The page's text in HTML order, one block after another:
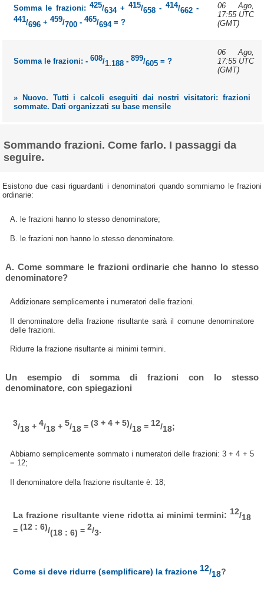
Somma le frazioni: 425/634 +415/658 - 414/662-
441/696 +459/700 -465/694 = ?
06 Ago,
17:55 UTC
(GMT)
Somma le frazioni: -608/1.188 -899/605 = ?
06 Ago,
17:55 UTC
(GMT)
» Nuovo. Tutti i calcoli eseguiti dai nostri visitatori: frazioni
sommate. Dati organizzati su base mensile
Sommando frazioni. Come farlo. I passaggi da
seguire.
Esistono due casi riguardanti i denominatori quando sommiamo le frazioni
ordinarie:
A. le frazioni hanno lo stesso denominatore;
B. le frazioni non hanno lo stesso denominatore.
A. Come sommare le frazioni ordinarie che hanno lo stesso
denominatore?
Addizionare semplicemente i numeratori delle frazioni.
Il denominatore della frazione risultante sarà il comune denominatore
delle frazioni.
Ridurre la frazione risultante ai minimi termini.
Un esempio di somma di frazioni con lo stesso
denominatore, con spiegazioni
3/18 + 4/18 + 5/18 = (3 + 4 + 5)/18 = 12/18;
Abbiamo semplicemente sommato i numeratori delle frazioni: 3 + 4 + 5
= 12;
Il denominatore della frazione risultante è: 18;
La frazione risultante viene ridotta ai minimi termini: 12/18
= (12 : 6)/(18 : 6) = 2/3.
Come si deve ridurre (semplificare) la frazione 12/18?